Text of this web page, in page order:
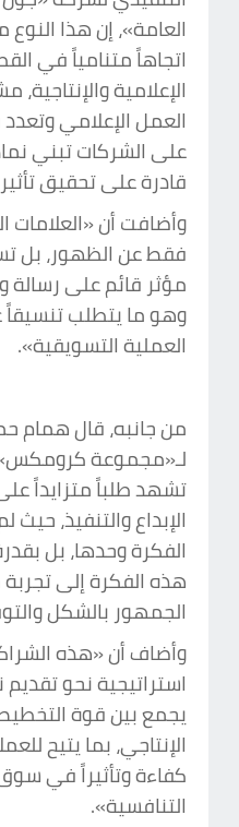
العامة»، إن هذا
اتجاهاً متنامياً في
الإعلامية
العمل الإعلامي
على الشركات تبني
قادرة على تحقيق
وأضافت أن «العلامات
فقط عن الظهور، بل
مؤثر قائم على رسالة
وهو ما يتطلب تنسيقاً
العملية التسويقية».
من جانبه، قال همام
لـ«مجموعة
تشهد طلباً متزايداً
الإبداع والتنفيذ،
الفكرة وحدها، بل
هذه الفكرة إلى
الجمهور بالشكل
وأضاف أن «هذه
استراتيجية نحو
يجمع بين قوة
الإنتاجي، بما يتيح
كفاءة وتأثيراً في
التنافسية».